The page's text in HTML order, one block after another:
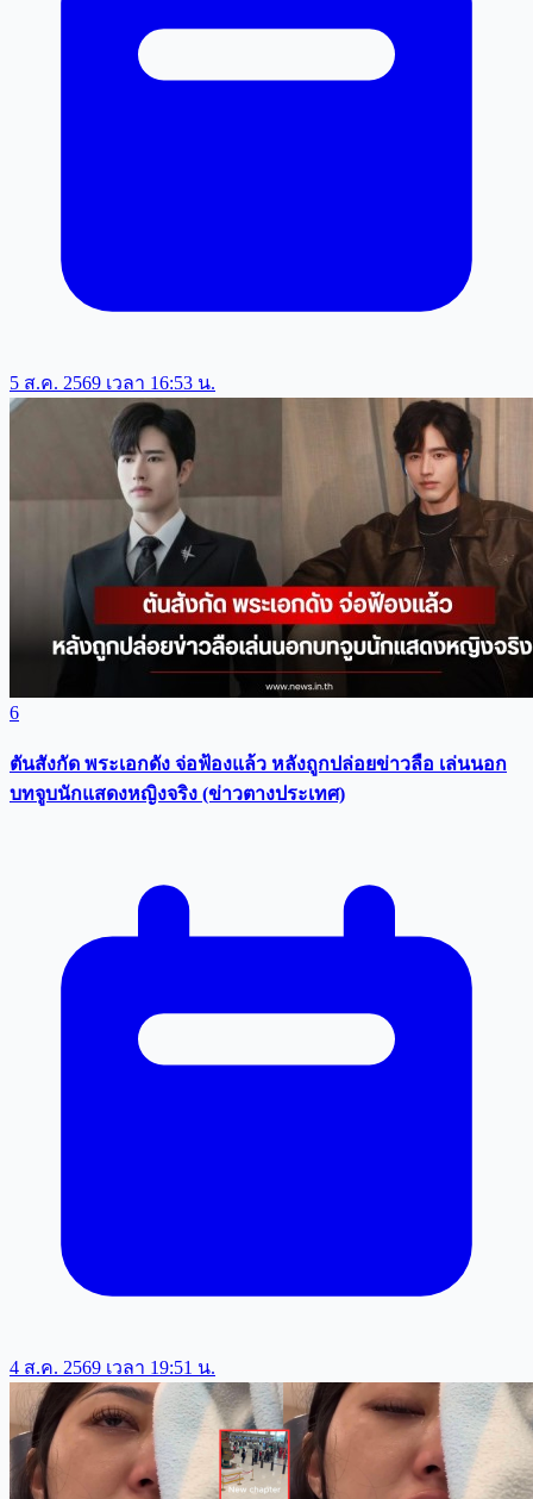
5 ส.ค. 2569 เวลา 16:53 น.
6
ตันสังกัด พระเอกดัง จ่อฟ้องแล้ว หลังถูกปล่อยข่าวลือ เล่นนอก
บทจูบนักแสดงหญิงจริง (ข่าวตางประเทศ)
4 ส.ค. 2569 เวลา 19:51 น.